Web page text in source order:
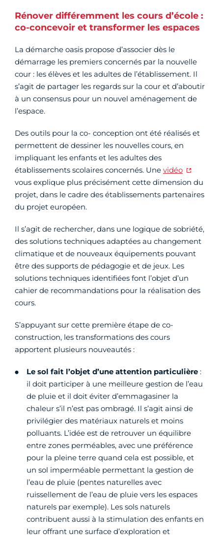
Rénover différemment les cours d’école :
co-concevoir et transformer les espaces
La démarche oasis propose d’associer dès le
démarrage les premiers concernés par la nouvelle
cour : les élèves et les adultes de l’établissement. Il
s’agit de partager les regards sur la cour et d’aboutir
à un consensus pour un nouvel aménagement de
l’espace.
Des outils pour la co- conception ont été réalisés et
permettent de dessiner les nouvelles cours, en
impliquant les enfants et les adultes des
établissements scolaires concernés. Une vidéo
vous explique plus précisément cette dimension du
projet, dans le cadre des établissements partenaires
du projet européen.
Il s’agit de rechercher, dans une logique de sobriété,
des solutions techniques adaptées au changement
climatique et de nouveaux équipements pouvant
être des supports de pédagogie et de jeux. Les
solutions techniques identifiées font l’objet d’un
cahier de recommandations pour la réalisation des
cours.
S’appuyant sur cette première étape de co-
construction, les transformations des cours
apportent plusieurs nouveautés :
Le sol fait l’objet d’une attention particulière :
il doit participer à une meilleure gestion de l’eau
de pluie et il doit éviter d’emmagasiner la
chaleur s’il n’est pas ombragé. Il s’agit ainsi de
privilégier des matériaux naturels et moins
polluants. L’idée est de retrouver un équilibre
entre zones perméables, avec une préférence
pour la pleine terre quand cela est possible, et
un sol imperméable permettant la gestion de
l’eau de pluie (pentes naturelles avec
ruissellement de l’eau de pluie vers les espaces
naturels par exemple). Les sols naturels
contribuent aussi à la stimulation des enfants en
leur offrant une surface d’exploration et